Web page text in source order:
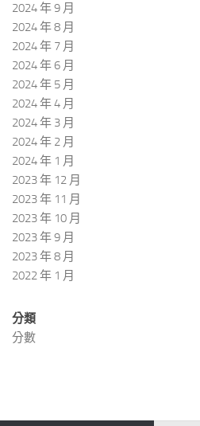
2024 年 9 月
2024 年 8 月
2024 年 7 月
2024 年 6 月
2024 年 5 月
2024 年 4 月
2024 年 3 月
2024 年 2 月
2024 年 1 月
2023 年 12 月
2023 年 11 月
2023 年 10 月
2023 年 9 月
2023 年 8 月
2022 年 1 月
分類
分數